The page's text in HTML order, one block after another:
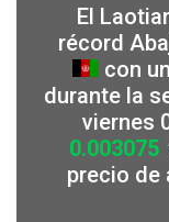
El
récord
con
durante la
viernes
0.003075
precio de